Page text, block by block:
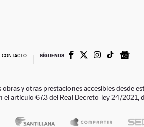
CONTACTO SÍGUENOS:
obras y otras prestaciones accesibles
artículo 67.3 del Real Decreto-ley 24/2021,